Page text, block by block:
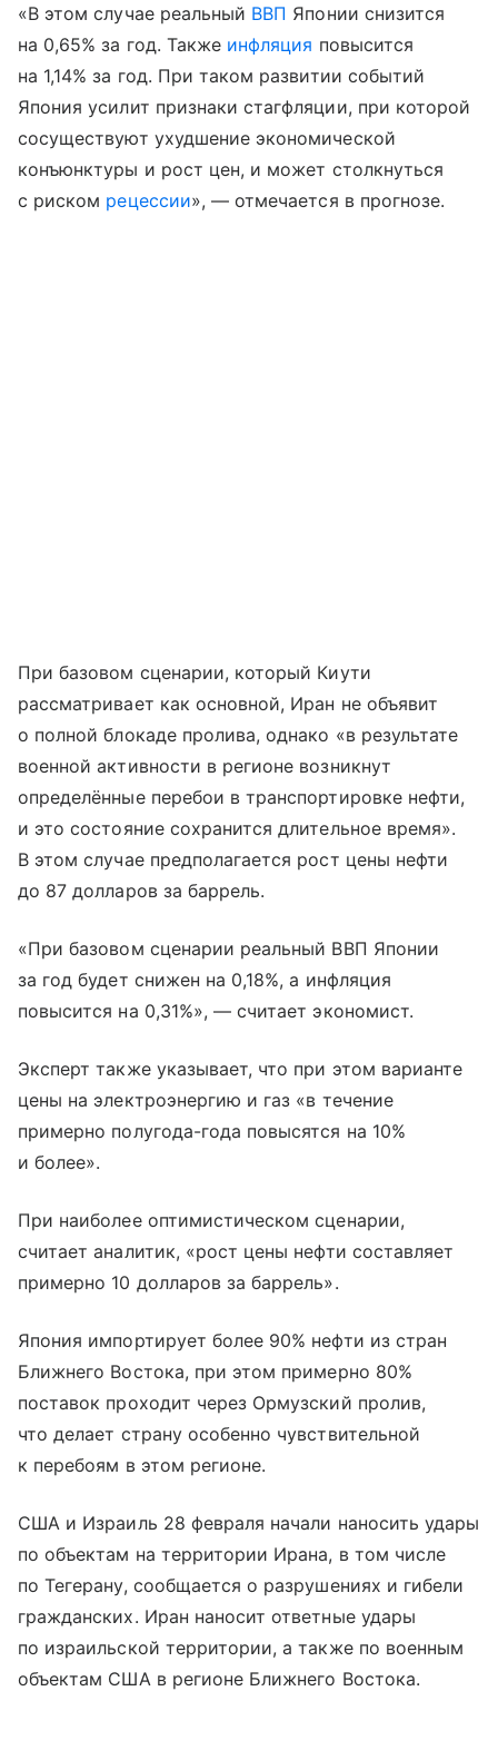
«В этом случае реальный ВВП Японии снизится
на 0,65% за год. Также инфляция повысится
на 1,14% за год. При таком развитии событий
Япония усилит признаки стагфляции, при которой
сосуществуют ухудшение экономической
конъюнктуры и рост цен, и может столкнуться
с риском рецессии», — отмечается в прогнозе.
При базовом сценарии, который Киути
рассматривает как основной, Иран не объявит
о полной блокаде пролива, однако «в результате
военной активности в регионе возникнут
определённые перебои в транспортировке нефти,
и это состояние сохранится длительное время».
В этом случае предполагается рост цены нефти
до 87 долларов за баррель.
«При базовом сценарии реальный ВВП Японии
за год будет снижен на 0,18%, а инфляция
повысится на 0,31%», — считает экономист.
Эксперт также указывает, что при этом варианте
цены на электроэнергию и газ «в течение
примерно полугода-года повысятся на 10%
и более».
При наиболее оптимистическом сценарии,
считает аналитик, «рост цены нефти составляет
примерно 10 долларов за баррель».
Япония импортирует более 90% нефти из стран
Ближнего Востока, при этом примерно 80%
поставок проходит через Ормузский пролив,
что делает страну особенно чувствительной
к перебоям в этом регионе.
США и Израиль 28 февраля начали наносить удары
по объектам на территории Ирана, в том числе
по Тегерану, сообщается о разрушениях и гибели
гражданских. Иран наносит ответные удары
по израильской территории, а также по военным
объектам США в регионе Ближнего Востока.